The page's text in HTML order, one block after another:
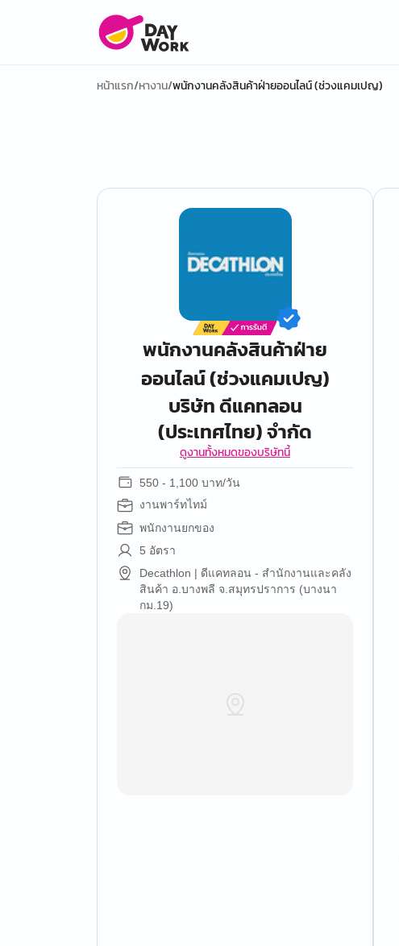
หน้าแรก/หางาน/พนักงานคลังสินค้าฝ่ายออนไลน์ (ช่วงแคมเปญ)
พนักงานคลังสินค้าฝ่าย
ออนไลน์ (ช่วงแคมเปญ)
บริษัท ดีแคทลอน
(ประเทศไทย) จำกัด
ดูงานทั้งหมดของบริษัทนี้
550 - 1,100 บาท/วัน
งานพาร์ทไทม์
พนักงานยกของ
5 อัตรา
Decathlon | ดีแคทลอน - สำนักงานและคลัง
สินค้า อ.บางพลี จ.สมุทรปราการ (บางนา
กม.19)